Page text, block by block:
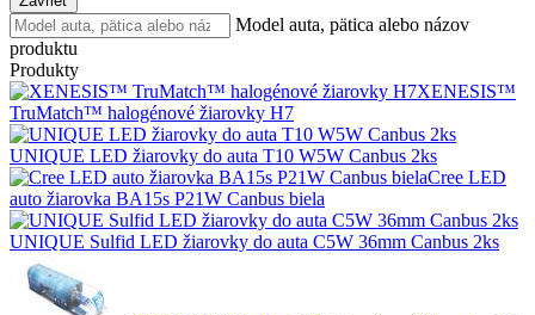
Model auta, pätica alebo názov
produktu
Produkty
XENESIS™
TruMatch™ halogénové žiarovky H7
UNIQUE LED žiarovky do auta T10 W5W Canbus 2ks
Cree LED
auto žiarovka BA15s P21W Canbus biela
UNIQUE Sulfid LED žiarovky do auta C5W 36mm Canbus 2ks